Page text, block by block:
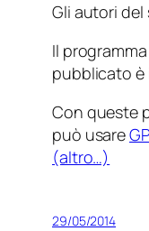
Gli autori del
Il
pubblicato è
Con queste
può usare
(altro…)
29/05/2014